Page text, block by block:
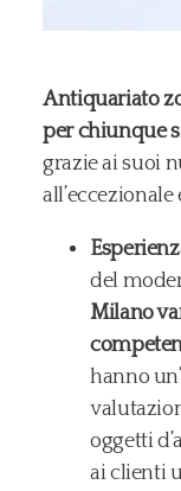
Antiquariato
per chiunque
grazie ai suoi
del
Milano
hanno
oggetti
ai clienti